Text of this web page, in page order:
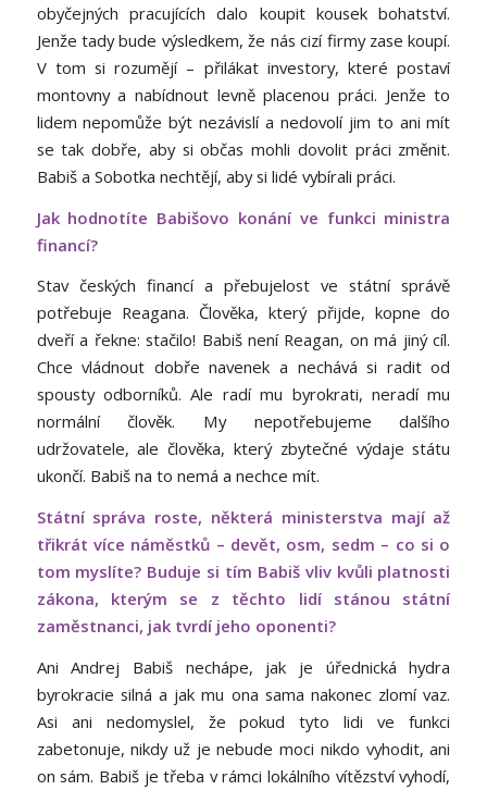
obyčejných pracujících dalo koupit kousek bohatství.
Jenže tady bude výsledkem, že nás cizí firmy zase koupí.
V tom si rozumějí – přilákat investory, které postaví
montovny a nabídnout levně placenou práci. Jenže to
lidem nepomůže být nezávislí a nedovolí jim to ani mít
se tak dobře, aby si občas mohli dovolit práci změnit.
Babiš a Sobotka nechtějí, aby si lidé vybírali práci.
Jak hodnotíte Babišovo konání ve funkci ministra
financí?
Stav českých financí a přebujelost ve státní správě
potřebuje Reagana. Člověka, který přijde, kopne do
dveří a řekne: stačilo! Babiš není Reagan, on má jiný cíl.
Chce vládnout dobře navenek a nechává si radit od
spousty odborníků. Ale radí mu byrokrati, neradí mu
normální člověk. My nepotřebujeme dalšího
udržovatele, ale člověka, který zbytečné výdaje státu
ukončí. Babiš na to nemá a nechce mít.
Státní správa roste, některá ministerstva mají až
třikrát více náměstků – devět, osm, sedm – co si o
tom myslíte? Buduje si tím Babiš vliv kvůli platnosti
zákona, kterým se z těchto lidí stánou státní
zaměstnanci, jak tvrdí jeho oponenti?
Ani Andrej Babiš nechápe, jak je úřednická hydra
byrokracie silná a jak mu ona sama nakonec zlomí vaz.
Asi ani nedomyslel, že pokud tyto lidi ve funkci
zabetonuje, nikdy už je nebude moci nikdo vyhodit, ani
on sám. Babiš je třeba v rámci lokálního vítězství vyhodí,